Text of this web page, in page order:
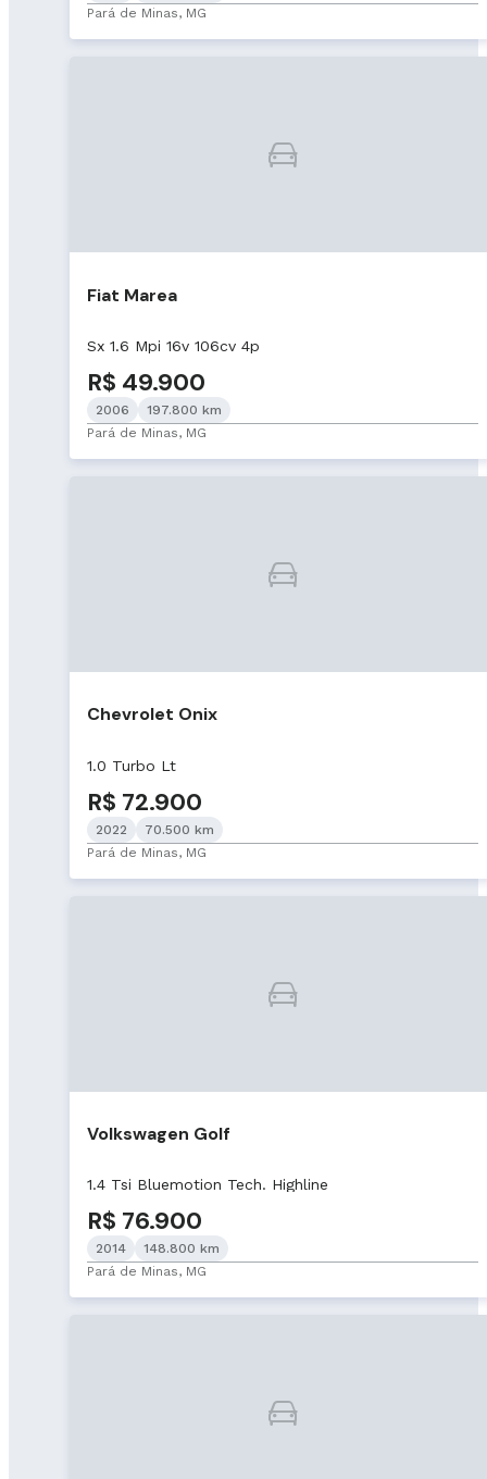
Pará de Minas, MG
Fiat Marea
Sx 1.6 Mpi 16v 106cv 4p
R$ 49.900
2006
197.800 km
Pará de Minas, MG
Chevrolet Onix
1.0 Turbo Lt
R$ 72.900
2022
70.500 km
Pará de Minas, MG
Volkswagen Golf
1.4 Tsi Bluemotion Tech. Highline
R$ 76.900
2014
148.800 km
Pará de Minas, MG